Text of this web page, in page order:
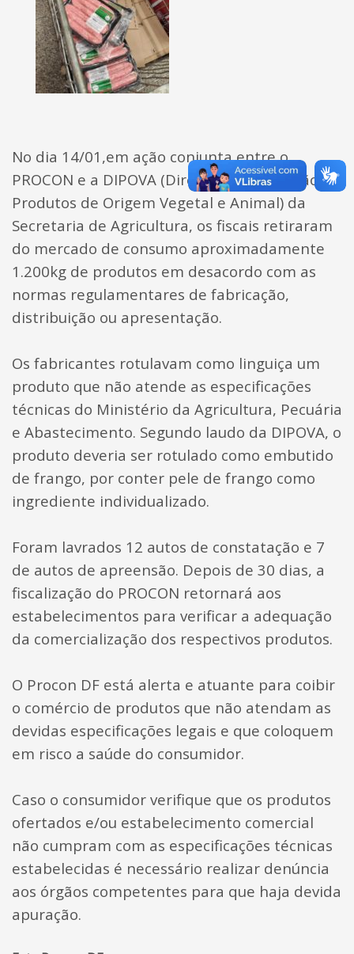
No dia 14/01,em ação conjunta entre o
PROCON e a DIPOVA (Diretoria de Inspeção de
Produtos de Origem Vegetal e Animal) da
Secretaria de Agricultura, os fiscais retiraram
do mercado de consumo aproximadamente
1.200kg de produtos em desacordo com as
normas regulamentares de fabricação,
distribuição ou apresentação.
Os fabricantes rotulavam como linguiça um
produto que não atende as especificações
técnicas do Ministério da Agricultura, Pecuária
e Abastecimento. Segundo laudo da DIPOVA, o
produto deveria ser rotulado como embutido
de frango, por conter pele de frango como
ingrediente individualizado.
Foram lavrados 12 autos de constatação e 7
de autos de apreensão. Depois de 30 dias, a
fiscalização do PROCON retornará aos
estabelecimentos para verificar a adequação
da comercialização dos respectivos produtos.
O Procon DF está alerta e atuante para coibir
o comércio de produtos que não atendam as
devidas especificações legais e que coloquem
em risco a saúde do consumidor.
Caso o consumidor verifique que os produtos
ofertados e/ou estabelecimento comercial
não cumpram com as especificações técnicas
estabelecidas é necessário realizar denúncia
aos órgãos competentes para que haja devida
apuração.